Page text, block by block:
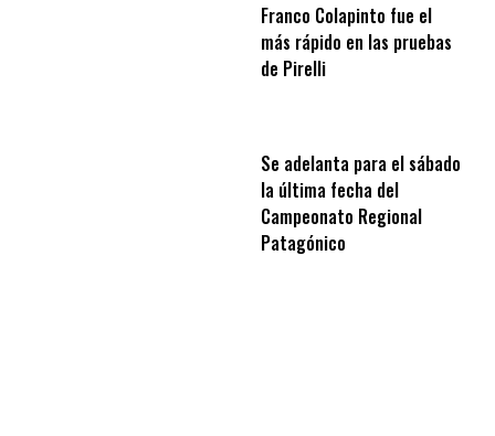
Franco Colapinto fue el
más rápido en las pruebas
de Pirelli
Se adelanta para el sábado
la última fecha del
Campeonato Regional
Patagónico